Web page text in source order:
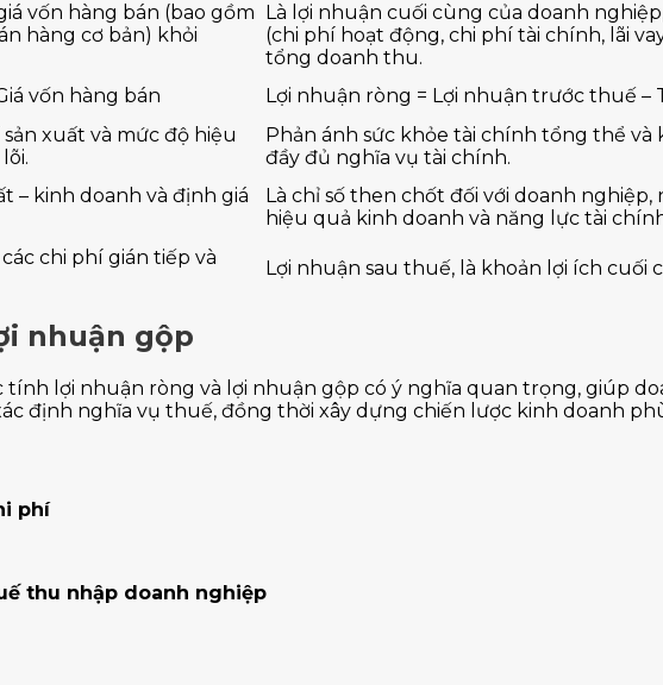
vốn hàng bán (bao gồm
hàng cơ bản) khỏi
Là lợi nhuận cuối cùng của doanh
(chi phí hoạt động, chi phí tài chính, lãi
tổng doanh thu.
vốn hàng bán Lợi nhuận ròng = Lợi nhuận trước thuế
xuất và mức độ hiệu
Phản ánh sức khỏe tài chính tổng thể và
đầy đủ nghĩa vụ tài chính.
– kinh doanh và định giá
Là chỉ số then chốt đối với doanh
hiệu quả kinh doanh và năng lực tài
chi phí gián tiếp và
Lợi nhuận sau thuế, là khoản lợi ích
nhuận gộp
lợi nhuận ròng và lợi nhuận gộp có ý nghĩa quan trọng, giúp
định nghĩa vụ thuế, đồng thời xây dựng chiến lược kinh doanh
phí
thu nhập doanh nghiệp